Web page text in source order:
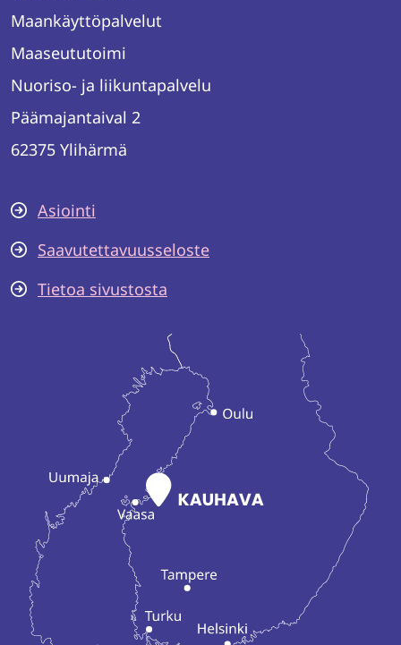
Maankäyttöpalvelut
Maaseututoimi
Nuoriso- ja liikuntapalvelu
Päämajantaival 2
62375 Ylihärmä
Asiointi
Saavutettavuusseloste
Tietoa sivustosta